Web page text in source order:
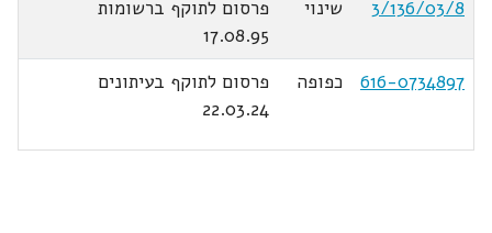
3/136/03/8
שינוי
פרסום לתוקף ברשומות
17.08.95
616-0734897
כפופה
פרסום לתוקף בעיתונים
22.03.24